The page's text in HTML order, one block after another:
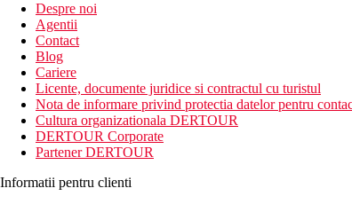
Despre noi
Agentii
Contact
Blog
Cariere
Licente, documente juridice si contractul cu turistul
Nota de informare privind protectia datelor pentru
Cultura organizationala DERTOUR
DERTOUR Corporate
Partener DERTOUR
Informatii pentru clienti